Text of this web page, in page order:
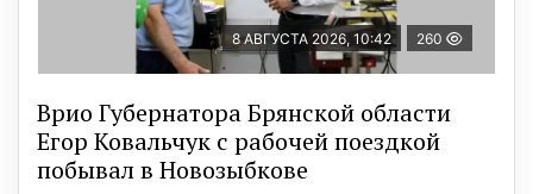
8 АВГУСТА 2026, 10:42 260
Врио Губернатора Брянской области
Егор Ковальчук с рабочей поездкой
побывал в Новозыбкове